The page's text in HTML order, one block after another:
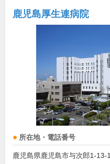
鹿児島厚生連病院
所在地・電話番号
鹿児島県鹿児島市与次郎1-13-1